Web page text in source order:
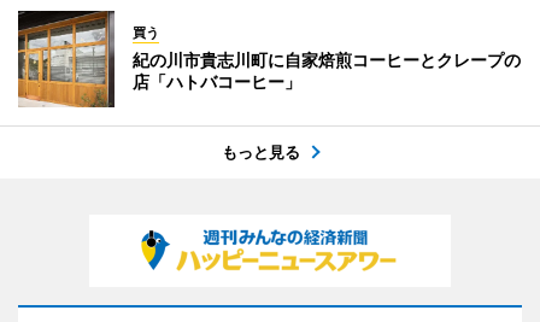
買う
紀の川市貴志川町に自家焙煎コーヒーとクレープの
店「ハトバコーヒー」
もっと見る